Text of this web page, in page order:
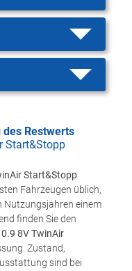
Restwerts
Start&Stopp
Start&Stopp
Fahrzeugen üblich,
Nutzungsjahren einem
finden Sie den
8V TwinAir
Zustand,
sind bei